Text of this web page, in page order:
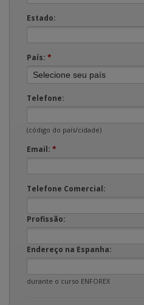
Estado:
País: *
Telefone:
(código do país/cidade)
Email: *
Telefone Comercial:
Profissão:
Endereço na Espanha:
durante o curso ENFOREX